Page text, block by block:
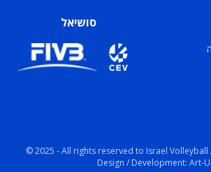
סושיאל
© 2025 - All rights reserved to Israel
Design / Development: Art-